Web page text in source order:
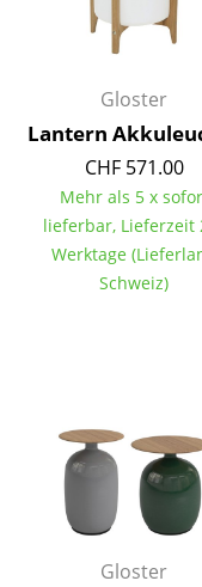
Aufbewahren
Bücherregale
Wandregale
Sideboards &
TV Möbel
Einzelteile
... alle
Gloster
Lantern
CHF 571.00
Mehr als 5 x
lieferbar, Lieferzeit
Werktage
Schweiz)
Gloster